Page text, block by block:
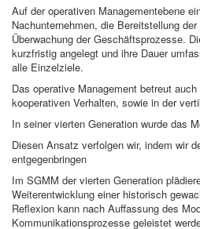
Auf der operativen Managementebene
Nachunternehmen, die Bereitstellung
Überwachung der Geschäftsprozesse.
kurzfristig angelegt und ihre Dauer
alle Einzelziele.
Das operative Management betreut
kooperativen Verhalten, sowie in der
In seiner vierten Generation wurde das
Diesen Ansatz verfolgen wir, indem wir
entgegenbringen
Im SGMM der vierten Generation
Weiterentwicklung einer historisch
Reflexion kann nach Auffassung des
Kommunikationsprozesse geleistet